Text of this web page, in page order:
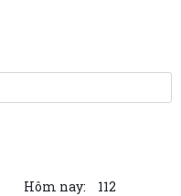
Hôm nay:
112